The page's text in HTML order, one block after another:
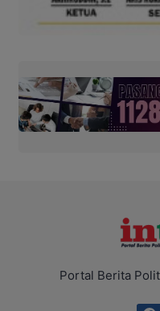
Portal Berita